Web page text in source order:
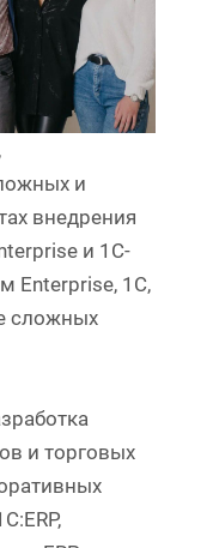
и
внедрения
и 1C-
Enterprise, 1С,
сложных
и торговых